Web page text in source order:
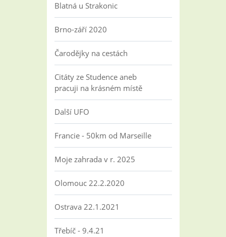
Blatná u Strakonic
Brno-září 2020
Čarodějky na cestách
Citáty ze Studence aneb
pracuji na krásném místě
Další UFO
Francie - 50km od Marseille
Moje zahrada v r. 2025
Olomouc 22.2.2020
Ostrava 22.1.2021
Třebíč - 9.4.21